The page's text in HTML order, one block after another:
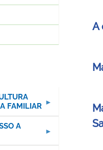
A
FAMILIAR
A